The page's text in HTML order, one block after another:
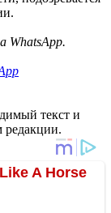
WhatsApp.
текст и
редакции.